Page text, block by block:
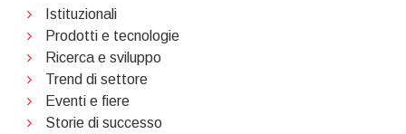
Istituzionali
Prodotti e tecnologie
Ricerca e sviluppo
Trend di settore
Eventi e fiere
Storie di successo